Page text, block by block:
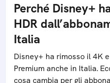
Perché Disney+
HDR
Italia
Disney+ ha rimosso il 4K
Premium anche in Italia.
cosa cambia per gli